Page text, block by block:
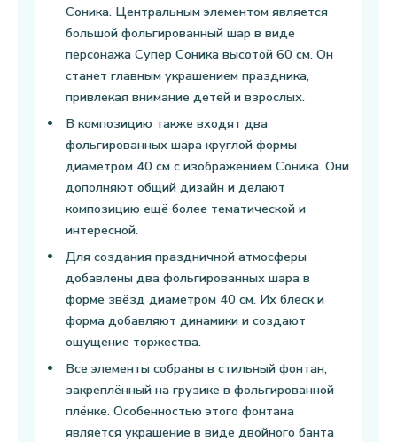
Соника. Центральным элементом является
большой фольгированный шар в виде
персонажа Супер Соника высотой 60 см. Он
станет главным украшением праздника,
привлекая внимание детей и взрослых.
В композицию также входят два
фольгированных шара круглой формы
диаметром 40 см с изображением Соника. Они
дополняют общий дизайн и делают
композицию ещё более тематической и
интересной.
Для создания праздничной атмосферы
добавлены два фольгированных шара в
форме звёзд диаметром 40 см. Их блеск и
форма добавляют динамики и создают
ощущение торжества.
Все элементы собраны в стильный фонтан,
закреплённый на грузике в фольгированной
плёнке. Особенностью этого фонтана
является украшение в виде двойного банта